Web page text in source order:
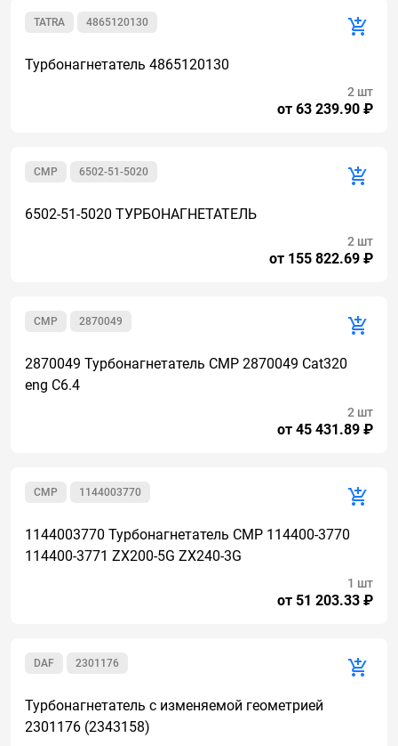
4865120130
TATRA
Турбонагнетатель 4865120130
от 63 239.90 ₽
2 шт
6502-51-5020
CMР
6502-51-5020 ТУРБОНАГНЕТАТЕЛЬ
от 155 822.69 ₽
2 шт
2870049
CMР
2870049 Турбонагнетатель CMP 2870049 Cat320
eng C6.4
от 45 431.89 ₽
2 шт
1144003770
CMР
1144003770 Турбонагнетатель CMP 114400-3770
114400-3771 ZX200-5G ZX240-3G
от 51 203.33 ₽
1 шт
2301176
DAF
Турбонагнетатель с изменяемой геометрией
2301176 (2343158)